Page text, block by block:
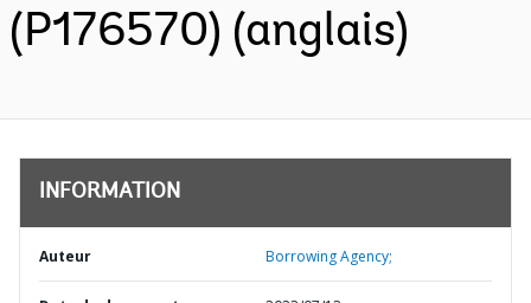
(P176570) (anglais)
INFORMATION
Auteur Borrowing Agency;